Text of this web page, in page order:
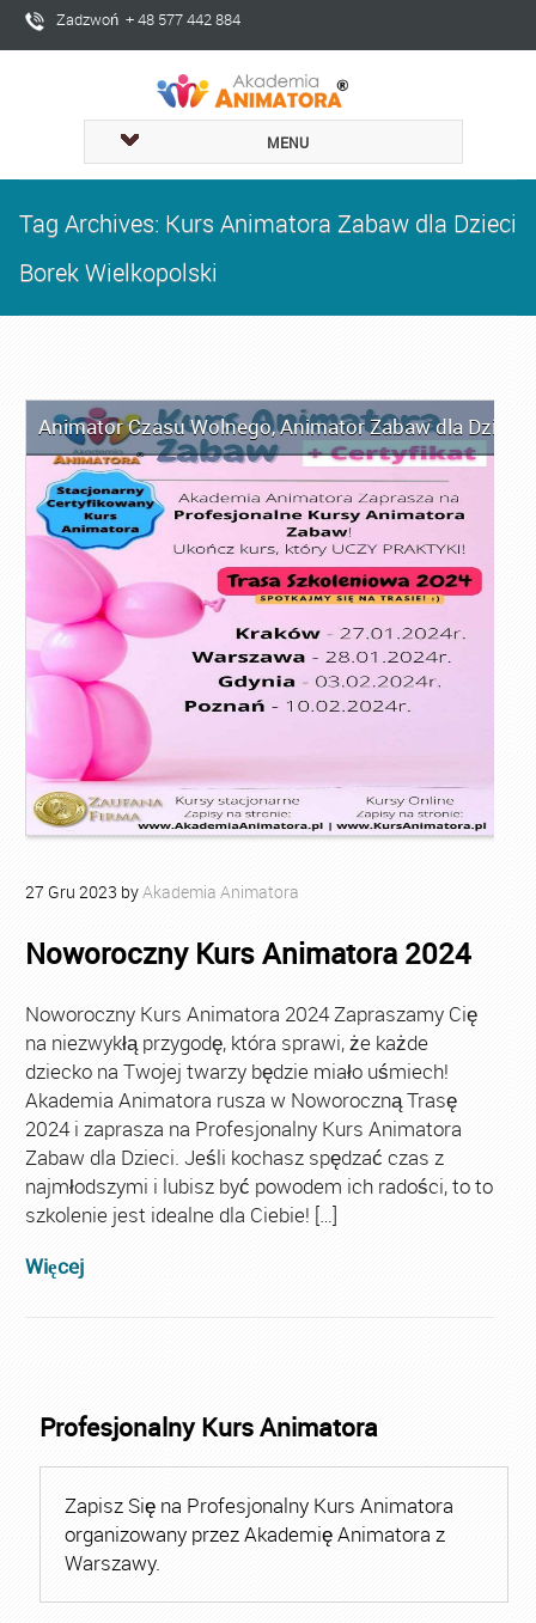
Zadzwoń + 48 577 442 884
MENU
Tag Archives: Kurs Animatora Zabaw dla Dzieci
Borek Wielkopolski
Animator Czasu Wolnego,Animator Zabaw dla Dzieci
27 Gru 2023 byAkademia Animatora
Noworoczny Kurs Animatora 2024
Noworoczny Kurs Animatora 2024 Zapraszamy Cię
na niezwykłą przygodę, która sprawi, że każde
dziecko na Twojej twarzy będzie miało uśmiech!
Akademia Animatora rusza w Noworoczną Trasę
2024 i zaprasza na Profesjonalny Kurs Animatora
Zabaw dla Dzieci. Jeśli kochasz spędzać czas z
najmłodszymi i lubisz być powodem ich radości, to to
szkolenie jest idealne dla Ciebie! […]
Więcej
Profesjonalny Kurs Animatora
Zapisz Się na Profesjonalny Kurs Animatora
organizowany przez Akademię Animatora z
Warszawy.